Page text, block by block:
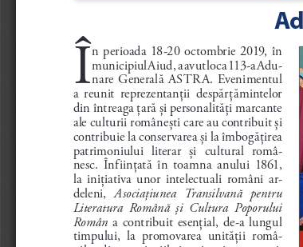
În  perioada  18-20  octombrie  2019,  în
municipiul Aiud,  a avut loc a 113-a Adu-
nare  Generală  ASTR A.  Evenimentul
a  reunit  reprezentanţii  despărţămintelor
din întreaga ţară şi personalităţi marcante
ale culturii româneşti care au contribuit şi
contribuie la conservarea şi la îmbogăţirea
patrimoniului  literar şi  cultural  româ-
nesc.  Înfiinţată  în  toamna  anului  1861,
la  iniţiativa  unor  intelectuali  români  ar-
deleni,
Asociaţiunea  Transilvană  pentru
Literatura  Română şi  Cultura  Poporului
Român
  a  contribuit  esen
ţial,  de-a  lungul
timpului,  la  promovarea  unităţii  româ-